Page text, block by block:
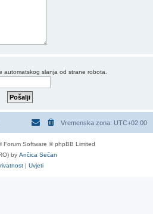
automatskog slanja od strane robota.
Vremenska zona: UTC+02:00
Forum Software © phpBB Limited
by Ančica Sečan
| Uvjeti